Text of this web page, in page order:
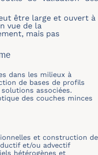
être large et ouvert à
vue de la
mais pas
dans les milieux à
de bases de profils
associées.
des couches minces
et construction de
et/ou advectif
hétérogènes et